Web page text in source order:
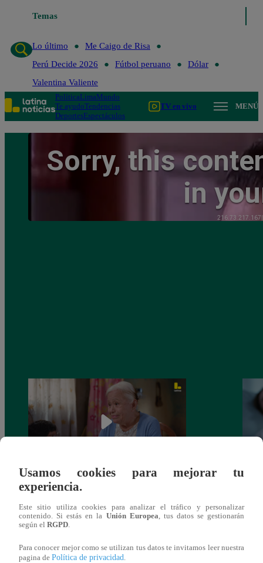
Temas
Lo último
Me Caigo de Risa
Perú Decide 2026
Fútbol peruano
Dólar
Valentina Valiente
PolíticaLimaMundo
Te ayudoTendencias
DeportesEspectáculos
TV en vivo MENÚ
Valentina Valiente capítulo 43: ¡Dolores
toma una difícil decisión por el futuro de
sus nietos!
Usamos cookies para mejorar tu
experiencia.
Este sitio utiliza cookies para analizar el tráfico y personalizar
contenido. Si estás en la Unión Europea, tus datos se gestionarán
según el RGPD.
Para conocer mejor como se utilizan tus datos te invitamos leer nuestra
pagina de Política de privacidad.